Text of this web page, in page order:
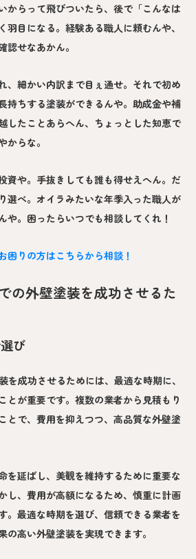
からって飛びついたら、後で「こんなは
羽目になる。経験ある職人に頼むんや、
認せなあかん。
、細かい内訳まで目ぇ通せ。それで初め
持ちする塗装ができるんや。助成金や補
したことあらへん、ちょっとした知恵で
からな。
資や。手抜きしても誰も得せえへん。だ
選べ。オイラみたいな年季入った職人が
や。困ったらいつでも相談してくれ！
困りの方はこちらから相談！
の外壁塗装を成功させるた
び
を成功させるためには、最適な時期に、
とが重要です。複数の業者から見積もり
とで、費用を抑えつつ、高品質な外壁塗
を延ばし、美観を維持するために重要な
し、費用が高額になるため、慎重に計画
。最適な時期を選び、信頼できる業者を
の高い外壁塗装を実現できます。